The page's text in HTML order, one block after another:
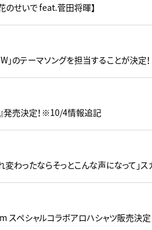
のせいで feat.菅田将暉】
のテーマソングを担当することが決定！
発売決定！※10/4情報追記
変わったならそっとこんな声になって」
ペシャルコラボアロハシャツ販売決定